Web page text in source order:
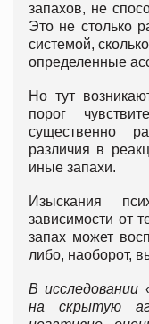
запахов, не
Это не столько
системой,
определенные
Но тут
порог
существенно
различия в
иные запахи.
Изыскания
зависимости от
запах может
либо, наоборот,
В
на скрытую